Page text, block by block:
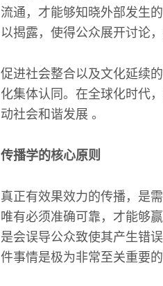
流通，才能够知晓外部发生
以揭露，使得公众展开讨论
促进社会整合以及文化延续
化集体认同。在全球化时代
动社会和谐发展 。
传播学的核心原则
真正有效果效力的传播，是
唯有必须准确可靠，才能够
是会误导公众致使其产生错
件事情是极为非常至关重要的